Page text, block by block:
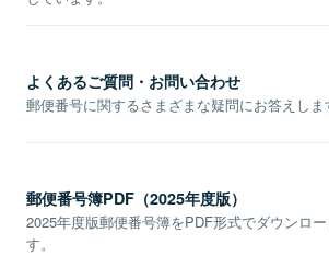
よくあるご質問・お問い合わせ
郵便番号に関するさまざまな疑問にお答えしま
郵便番号簿PDF（2025年度版）
2025年度版郵便番号簿をPDF形式でダウンロー
す。